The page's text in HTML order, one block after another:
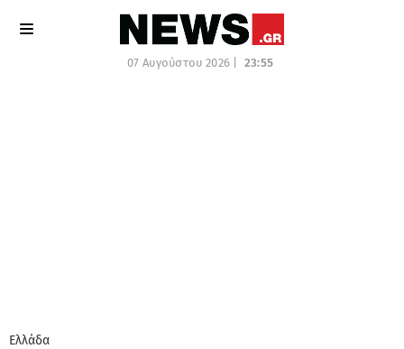
07 Αυγούστου 2026 | 23:55
Ελλάδα